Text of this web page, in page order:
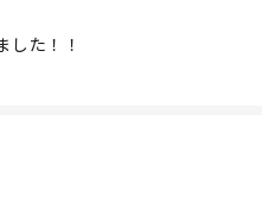
した！！